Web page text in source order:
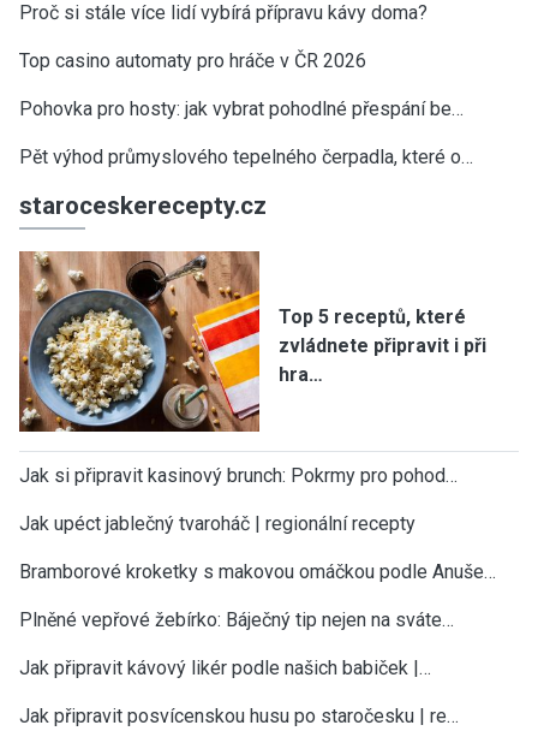
Proč si stále více lidí vybírá přípravu kávy doma?
Top casino automaty pro hráče v ČR 2026
Pohovka pro hosty: jak vybrat pohodlné přespání be…
Pět výhod průmyslového tepelného čerpadla, které o…
staroceskerecepty.cz
Top 5 receptů, které
zvládnete připravit i při
hra…
Jak si připravit kasinový brunch: Pokrmy pro pohod…
Jak upéct jablečný tvaroháč | regionální recepty
Bramborové kroketky s makovou omáčkou podle Anuše…
Plněné vepřové žebírko: Báječný tip nejen na sváte…
Jak připravit kávový likér podle našich babiček |…
Jak připravit posvícenskou husu po staročesku | re…